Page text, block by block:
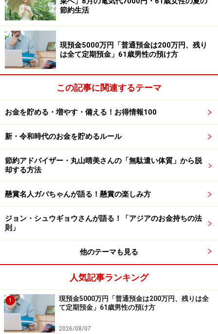
投稿のあった2025年1月時点の運用実績については、米
国株式（S&P500）が「元本約1200万円→運用益込1620
万円」、全世界株式（除く日本）が「元本約60万円→運
用益込80万円」と、積み重ねがしっかりと利益を生み出
している様子。
「積立投資を始めたことで家計管理をしっかりと行って
比べて、2年目には1000万円、3年目には2000万円まで
資産を蓄えることに成功」したとあります。
27歳・年収350万円公務員女性の思う積立
投資のメリットや新NISAのプランは？
積立投資を始めてよかった点として、「無駄な支出を抑
えて積立投資に回した結果、高所得世帯でないにもかか
し、かつては夢も希望もなかった未来の展望が非常に明
るく思えるようになりました」とコメント。
もともと「稼いだお金は全て使い切るような生活」だっ
たそうですが、「自分が本当に欲しているのは一時的な
物欲を満たすことではなく自由な人生、FIREであると気
付いてからは、ひたすらに積立金額を増額」してきたと
いいます。
節約生活
現預金5000万円「普通預金は200万円、残り
は全て定期預金」61歳男性の預け方
この記事に関連するテーマ
お金を貯める・増やす・備える！お得情報100
新・令和時代のお金を貯めるルール
節約アドバイザー・丸山晴美さんの「無駄遣い体質」から脱
却する方法
懸賞名人ガバちゃんが語る！懸賞の楽しみ方
ジョン・シュウギョウさんが語る！「アジアのお金持ちの法
則」
他のテーマも見る
人気記事ランキング
1
現預金5000万円「普通預金は200万円、残りは全
て定期預金」61歳男性の預け方
2026/08/07